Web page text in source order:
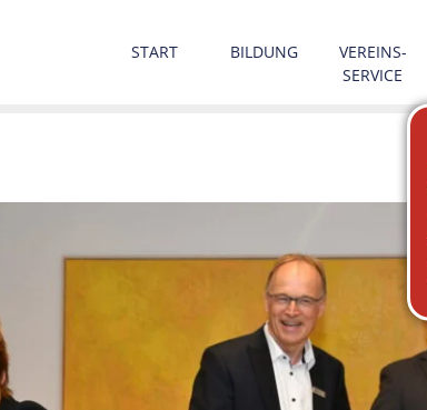
START BILDUNG
VEREINS­
SERVICE